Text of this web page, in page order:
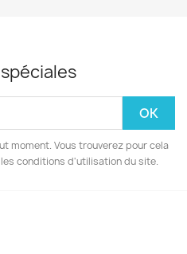
moment. Vous trouverez pour cela
conditions d'utilisation du site.